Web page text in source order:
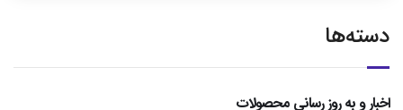
دسته‌ها
اخبار و به روز رسانی محصولات